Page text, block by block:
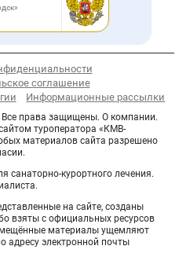
соглашение
Информационные рассылки
права защищены. О компании.
туроператора «КМВ-
материалов сайта разрешено
санаторно-курортного лечения.
на сайте, созданы
взяты с официальных ресурсов
материалы ущемляют
адресу электронной почты